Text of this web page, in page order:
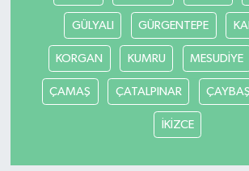
GÜLYALI GÜRGENTEPE
KORGAN KUMRU MESUDİYE
ÇAMAŞ ÇATALPINAR
İKİZCE